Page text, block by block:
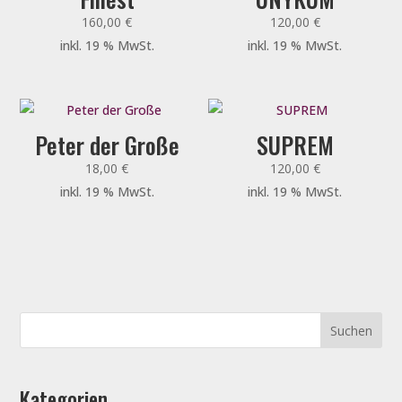
160,00€
inkl. 19 % MwSt.
120,00 €
inkl. 19 % MwSt.
Peter der Große
18,00€
inkl. 19 % MwSt.
SUPREM
120,00 €
inkl. 19 % MwSt.